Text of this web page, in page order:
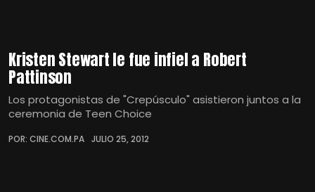
Kristen Stewart le fue infiel a Robert
Pattinson
Los protagonistas de "Crepúsculo" asistieron juntos a la
ceremonia de Teen Choice
POR: CINE.COM.PA JULIO 25, 2012